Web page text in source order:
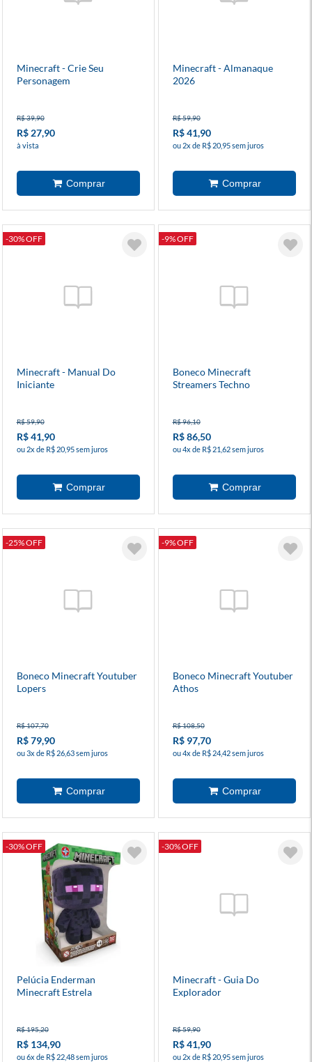
Minecraft - Crie Seu
Personagem
R$ 39,90
R$ 27,90
à vista
Minecraft - Almanaque
2026
R$ 59,90
R$ 41,90
ou 2x de R$ 20,95 sem juros
-30% OFF
Minecraft - Manual Do
Iniciante
R$ 59,90
R$ 41,90
ou 2x de R$ 20,95 sem juros
-9% OFF
Boneco Minecraft
Streamers Techno
R$ 96,10
R$ 86,50
ou 4x de R$ 21,62 sem juros
-25% OFF
Boneco Minecraft Youtuber
Lopers
R$ 107,70
R$ 79,90
ou 3x de R$ 26,63 sem juros
-9% OFF
Boneco Minecraft Youtuber
Athos
R$ 108,50
R$ 97,70
ou 4x de R$ 24,42 sem juros
-30% OFF
Pelúcia Enderman
Minecraft Estrela
R$ 195,20
R$ 134,90
ou 6x de R$ 22,48 sem juros
-30% OFF
Minecraft - Guia Do
Explorador
R$ 59,90
R$ 41,90
ou 2x de R$ 20,95 sem juros